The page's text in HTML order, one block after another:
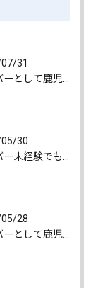
31
30
28